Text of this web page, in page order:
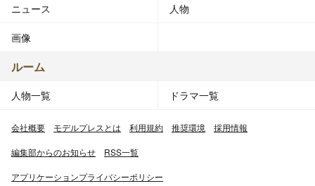
ニュース 人物
画像
ルーム
人物一覧 ドラマ一覧
会社概要 モデルプレスとは 利用規約 推奨環境 採用情報
編集部からのお知らせ RSS一覧
アプリケーションプライバシーポリシー